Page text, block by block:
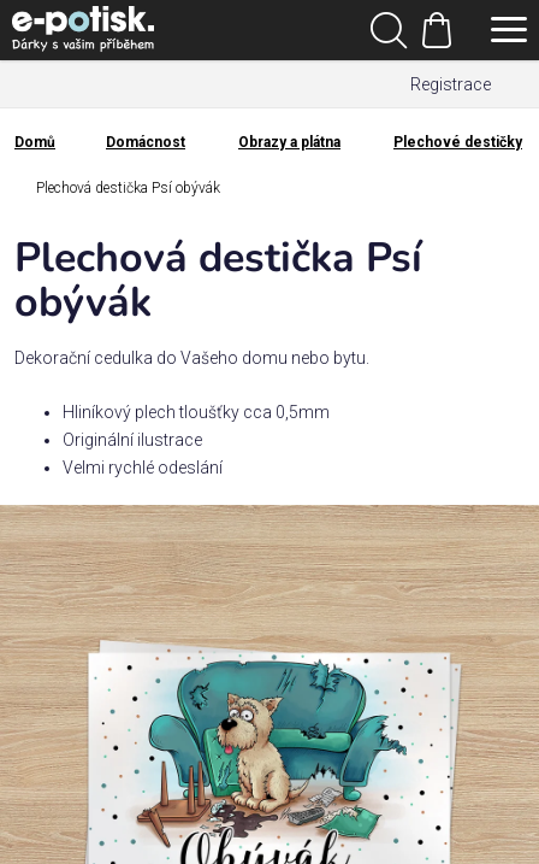
Přejít
na
obsah
Registrace
Hledat
Nákupní
košík
Kategorie
Dárek
Rodina
Láska
Povolání,
zájmy a
sport
Příležitosti
Domácnost
Kolekce
Oblečení
Domů
Domů Domácnost Obrazy a plátna Plechové destičky
Plechová destička Psí obývák
Plechová destička Psí
obývák
Dekorační cedulka do Vašeho domu nebo bytu.
Hliníkový plech tloušťky cca 0,5mm
Originální ilustrace
Velmi rychlé odeslání